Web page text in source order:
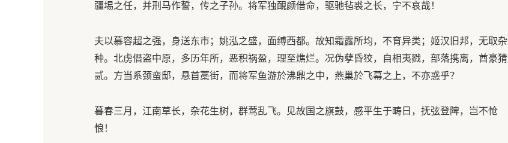
疆埸之任，并刑马作誓，传之子孙。将军独靦颜借命，驱驰毡裘之长，宁不哀哉！
夫以慕容超之强，身送东市；姚泓之盛，面缚西都。故知霜露所均，不育异类；姬汉旧邦，无取杂
种。北虏僭盗中原，多历年所，恶积祸盈，理至燋烂。况伪孽昏狡，自相夷戮，部落携离，酋豪猜
贰。方当系颈蛮邸，悬首藁街，而将军鱼游於沸鼎之中，燕巢於飞幕之上，不亦惑乎？
暮春三月，江南草长，杂花生树，群莺乱飞。见故国之旗鼓，感平生于畴日，抚弦登陴，岂不怆
悢！